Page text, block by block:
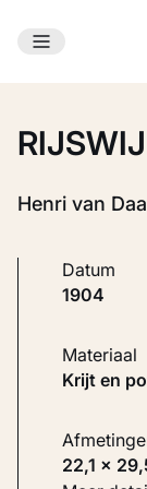
Ga naar
Henri van
Datum
1904
Materiaal
Krijt en
22,1 ×